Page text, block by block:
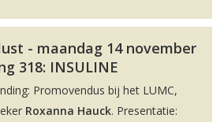
- maandag 14 november
318: INSULINE
Promovendus bij het LUMC,
Roxanna Hauck. Presentatie: